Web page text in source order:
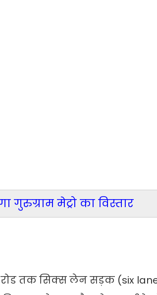
मेट्रो का विस्तार
रोड तक सिक्स लेन सड़क (six